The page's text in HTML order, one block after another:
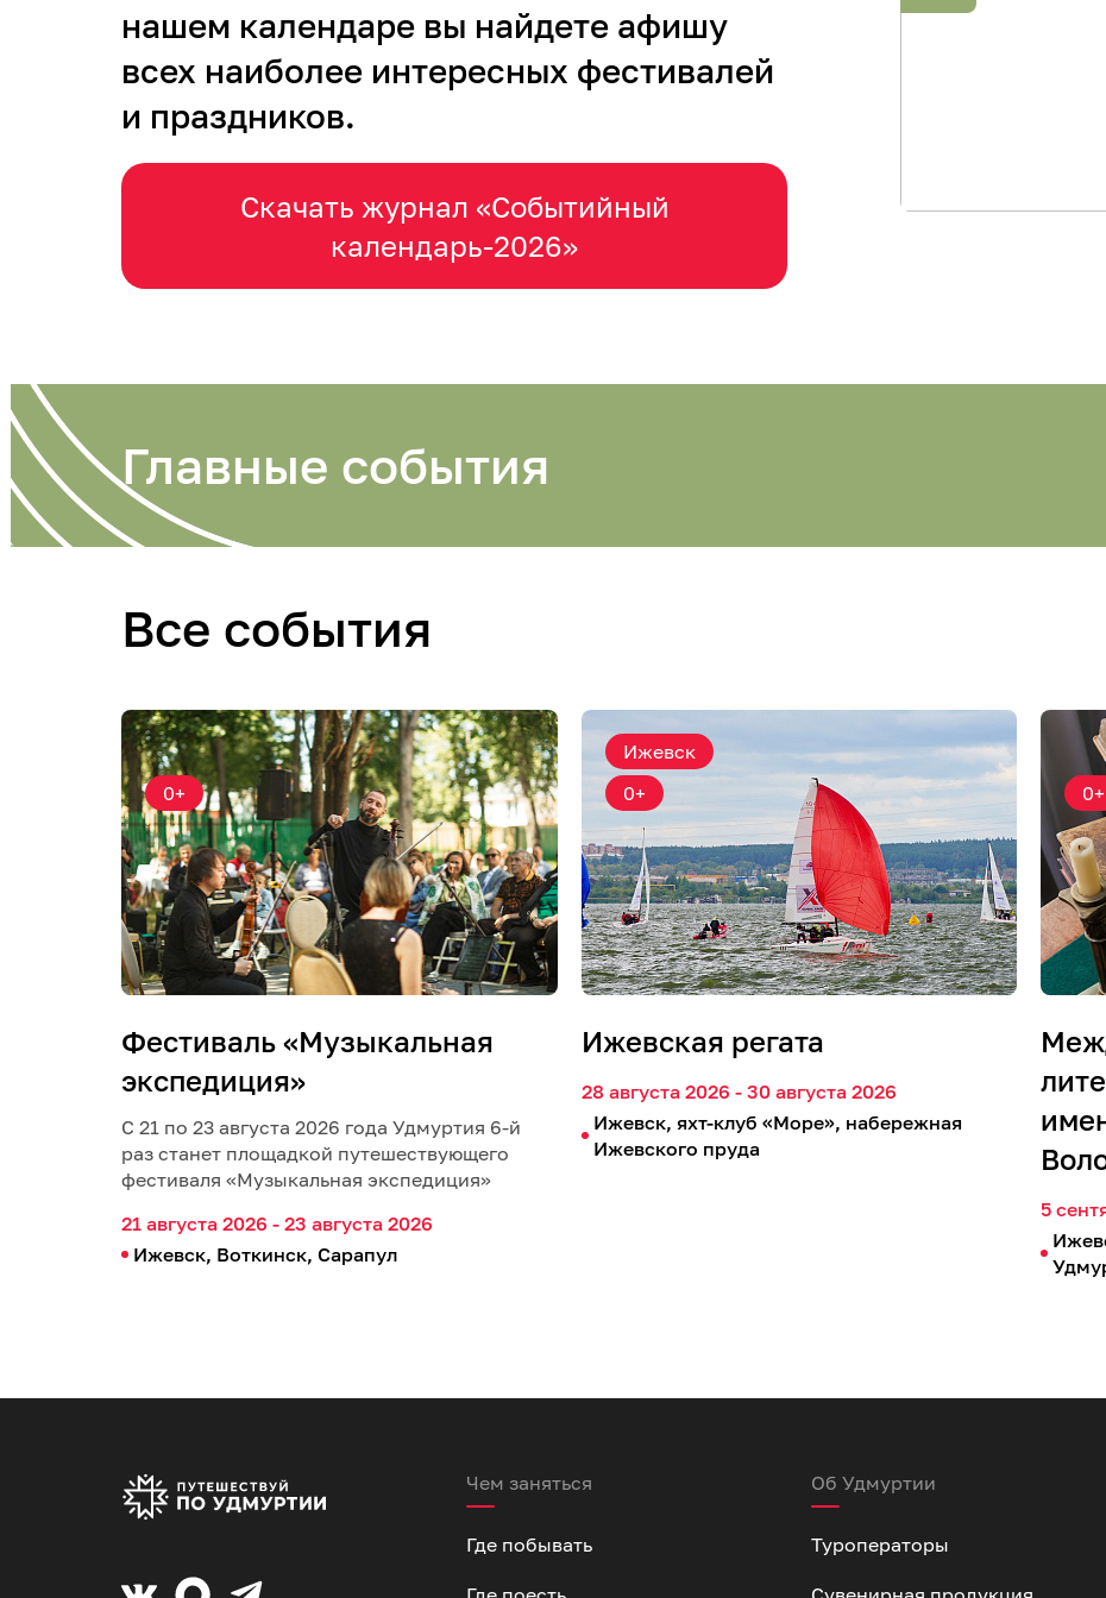
нашем календаре вы найдете афишу
всех наиболее интересных фестивалей
и праздников.
Скачать журнал «Событийный
календарь-2026»
Главные события
Все события
0+
Фестиваль «Музыкальная
экспедиция»
С 21 по 23 августа 2026 года Удмуртия 6-й
раз станет площадкой путешествующего
фестиваля «Музыкальная экспедиция»
21 августа 2026 - 23 августа 2026
Ижевск, Воткинск, Сарапул
Ижевск
0+
Ижевская регата
28 августа 2026 - 30 августа 2026
Ижевск, яхт-клуб «Море», набережная
Ижевского пруда
0+
5
Чем заняться
Где побывать
Об Удмуртии
Туроператоры